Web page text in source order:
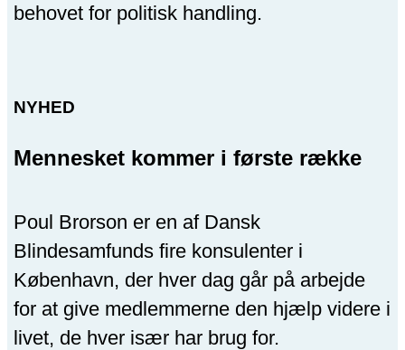
behovet for politisk handling.
NYHED
Mennesket kommer i første række
Poul Brorson er en af Dansk
Blindesamfunds fire konsulenter i
København, der hver dag går på arbejde
for at give medlemmerne den hjælp videre i
livet, de hver især har brug for.